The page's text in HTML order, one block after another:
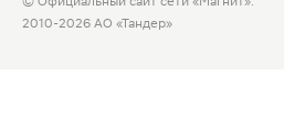
2010-2026 АО «Тандер»